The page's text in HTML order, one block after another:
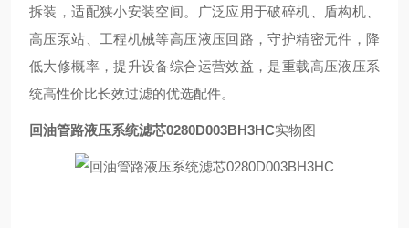
拆装，适配狭小安装空间。广泛应用于破碎机、盾构机、
高压泵站、工程机械等高压液压回路，守护精密元件，降
低大修概率，提升设备综合运营效益，是重载高压液压系
统高性价比长效过滤的优选配件。
回油管路液压系统滤芯0280D003BH3HC实物图